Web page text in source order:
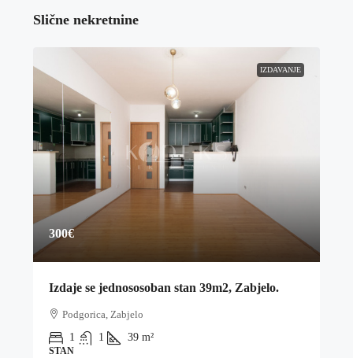
Slične nekretnine
IZDAVANJE
300€
Izdaje se jednososoban stan 39m2, Zabjelo.
Podgorica, Zabjelo
1
1 39 m²
STAN